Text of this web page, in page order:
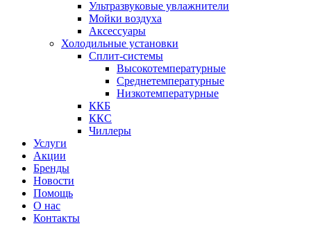
Ультразвуковые увлажнители
Мойки воздуха
Аксессуары
Холодильные установки
Сплит-системы
Высокотемпературные
Среднетемпературные
Низкотемпературные
ККБ
ККС
Чиллеры
Услуги
Акции
Бренды
Новости
Помощь
О нас
Контакты